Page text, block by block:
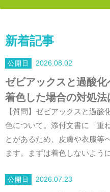
新着記事
2026.08.02
ゼビアックスと過酸
着色した場合の対処
【質問】ゼビアックスと過
色について。添付文書に「重
とがあるため、皮膚や衣服等
ます。まずは着色しないよう
2026.07.23